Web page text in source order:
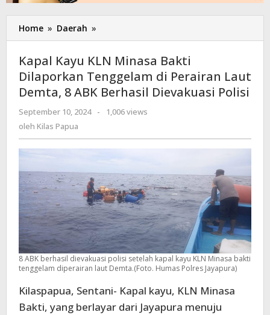
Home » Daerah »
Kayu
Minasa
Bakti
Dilaporkan
di
Laut
ABK
Berhasil
Dievakuasi
Polisi
Kapal Kayu KLN Minasa Bakti
Dilaporkan Tenggelam di Perairan Laut
Demta, 8 ABK Berhasil Dievakuasi Polisi
September 10, 2024
oleh
-
1,006 views
oleh Kilas Papua
8 ABK berhasil dievakuasi polisi setelah kapal kayu KLN Minasa bakti
tenggelam diperairan laut Demta.(Foto. Humas Polres Jayapura)
Kilaspapua, Sentani- Kapal kayu, KLN Minasa
Bakti, yang berlayar dari Jayapura menuju